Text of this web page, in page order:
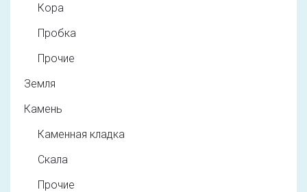
Кора
Пробка
Прочие
Земля
Камень
Каменная кладка
Скала
Прочие